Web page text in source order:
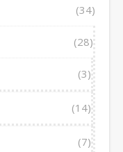
(34)
(28)
(3)
(14)
(7)